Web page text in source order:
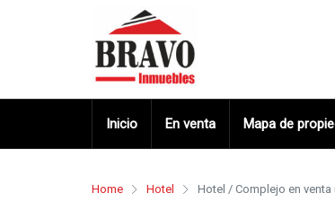
Inicio En venta Mapa de
Home Hotel Hotel / Complejo en